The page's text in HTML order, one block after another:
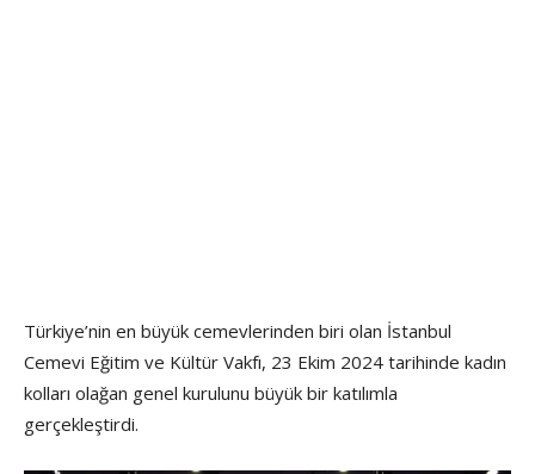
Türkiye’nin en büyük cemevlerinden biri olan İstanbul
Cemevi Eğitim ve Kültür Vakfı, 23 Ekim 2024 tarihinde kadın
kolları olağan genel kurulunu büyük bir katılımla
gerçekleştirdi.